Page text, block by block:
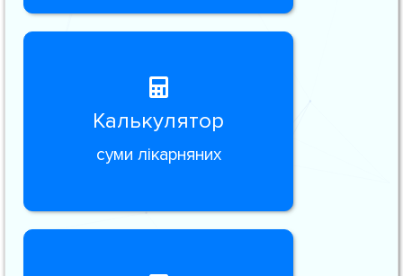
Калькулятор
суми лікарняних